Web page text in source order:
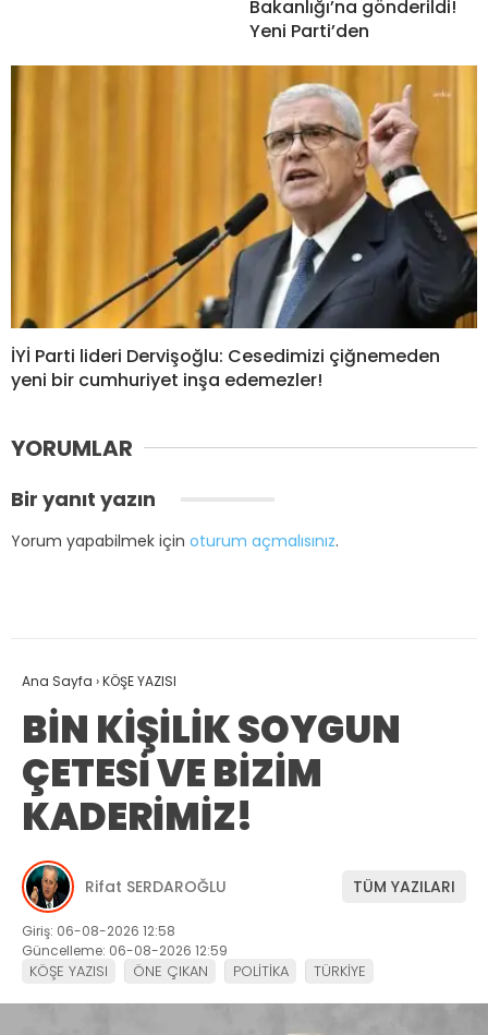
Bakanlığı’na gönderildi!
Yeni Parti’den
İYİ Parti lideri Dervişoğlu: Cesedimizi çiğnemeden
yeni bir cumhuriyet inşa edemezler!
YORUMLAR
Bir yanıt yazın
Yorum yapabilmek için oturum açmalısınız.
Ana Sayfa ›KÖŞE YAZISI
BİN KİŞİLİK SOYGUN
ÇETESİ VE BİZİM
KADERİMİZ!
Rifat SERDAROĞLU TÜM YAZILARI
Giriş: 06-08-2026 12:58
Güncelleme: 06-08-2026 12:59
KÖŞE YAZISI ÖNE ÇIKAN POLİTİKA TÜRKİYE